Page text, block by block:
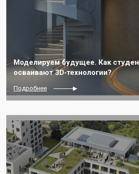
Моделируем будущее. Как
осваивают 3D‑технологии?
Подробнее